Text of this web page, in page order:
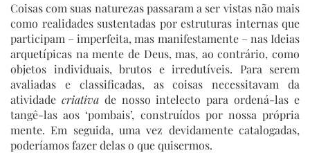
Coisas com suas naturezas passaram a ser vistas não mais
como realidades sustentadas por estruturas internas que
participam – imperfeita, mas manifestamente – nas Ideias
arquetípicas na mente de Deus, mas, ao contrário, como
objetos individuais, brutos e irredutíveis. Para serem
avaliadas e classificadas, as coisas necessitavam da
atividade criativade nosso intelecto para ordená-las e
tangê-las aos ‘pombais’, construídos por nossa própria
mente. Em seguida, uma vez devidamente catalogadas,
poderíamos fazer delas o que quisermos.